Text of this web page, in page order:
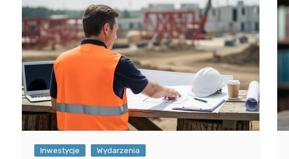
Inwestycje Wydarzenia